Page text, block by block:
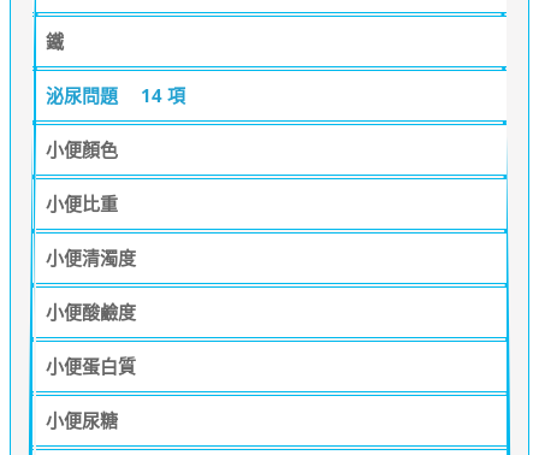
鐵
泌尿問題 14 項
小便顏色
小便比重
小便清濁度
小便酸鹼度
小便蛋白質
小便尿糖